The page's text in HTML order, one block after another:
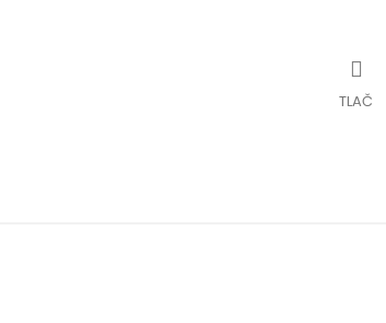
TLAČ